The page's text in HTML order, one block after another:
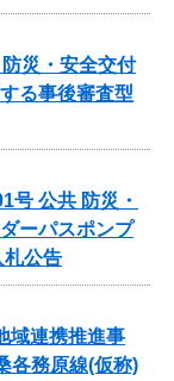
災・安全交付
る事後審査型
号 公共 防災・
ーパスポンプ
公告
域連携推進事
各務原線(仮称)